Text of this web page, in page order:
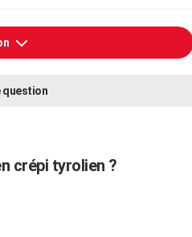
question
crépi tyrolien ?